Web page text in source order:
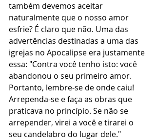
também devemos aceitar
naturalmente que o nosso amor
esfrie? É claro que não. Uma das
advertências destinadas a uma das
igrejas no Apocalipse era justamente
essa: "Contra você tenho isto: você
abandonou o seu primeiro amor.
Portanto, lembre-se de onde caiu!
Arrependa-se e faça as obras que
praticava no princípio. Se não se
arrepender, virei a você e tirarei o
seu candelabro do lugar dele."